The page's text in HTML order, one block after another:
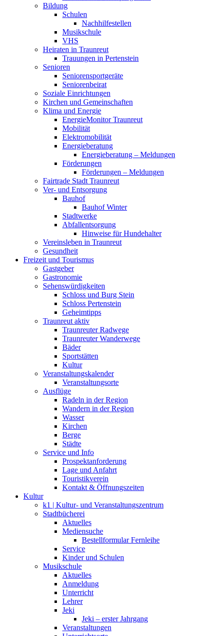
Bildung
Schulen
Nachhilfestellen
Musikschule
VHS
Heiraten in Traunreut
Trauungen in Pertenstein
Senioren
Seniorensportgeräte
Seniorenbeirat
Soziale Einrichtungen
Kirchen und Gemeinschaften
Klima und Energie
EnergieMonitor Traunreut
Mobilität
Elektromobilität
Energieberatung
Energieberatung – Meldungen
Förderungen
Förderungen – Meldungen
Fairtrade Stadt Traunreut
Ver- und Entsorgung
Bauhof
Bauhof Winter
Stadtwerke
Abfallentsorgung
Hinweise für Hundehalter
Vereinsleben in Traunreut
Gesundheit
Freizeit und Tourismus
Gastgeber
Gastronomie
Sehenswürdigkeiten
Schloss und Burg Stein
Schloss Pertenstein
Geheimtipps
Traunreut aktiv
Traunreuter Radwege
Traunreuter Wanderwege
Bäder
Sportstätten
Kultur
Veranstaltungskalender
Veranstaltungsorte
Ausflüge
Radeln in der Region
Wandern in der Region
Wasser
Kirchen
Berge
Städte
Service und Info
Prospektanforderung
Lage und Anfahrt
Touristikverein
Kontakt & Öffnungszeiten
Kultur
k1 | Kultur- und Veranstaltungszentrum
Stadtbücherei
Aktuelles
Mediensuche
Bestellformular Fernleihe
Service
Kinder und Schulen
Musikschule
Aktuelles
Anmeldung
Unterricht
Lehrer
Jeki
Jeki – erster Jahrgang
Veranstaltungen